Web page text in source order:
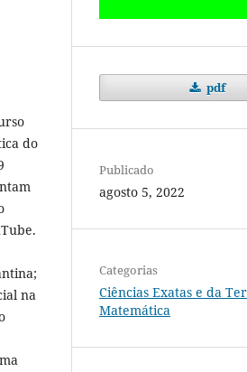
do
na
pdf
Publicado
agosto 5, 2022
Categorias
Ciências Exatas e da
Matemática